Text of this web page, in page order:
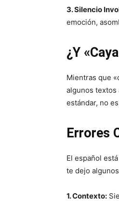
3. Silencio
emoción,
¿Y
Mientras que
algunos textos
estándar, no
Errores
El español
te dejo
1. Contexto: